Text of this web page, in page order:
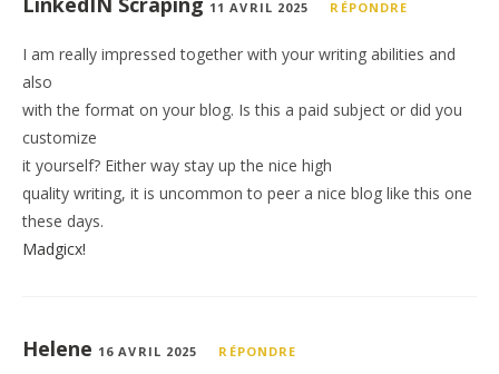
11 AVRIL 2025 RÉPONDRE
I am really impressed together with your writing abilities and
also
with the format on your blog. Is this a paid subject or did you
customize
it yourself? Either way stay up the nice high
quality writing, it is uncommon to peer a nice blog like this one
these days.
Madgicx!
Helene 16 AVRIL 2025 RÉPONDRE